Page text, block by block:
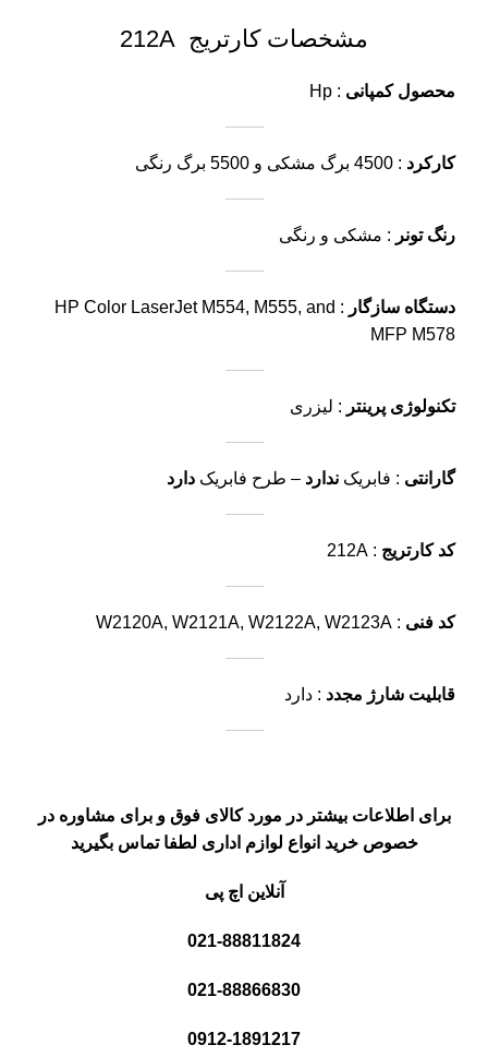
مشخصات کارتریج 212A
محصول کمپانی : Hp
کارکرد : 4500 برگ مشکی و 5500 برگ رنگی
رنگ تونر : مشکی و رنگی
دستگاه سازگار
: HP Color LaserJet M554, M555, and
MFP M578
تکنولوژی پرینتر : لیزری
گارانتی : فابریک ندارد – طرح فابریک دارد
کد کارتریج : 212A
کد فنی : W2120A, W2121A, W2122A, W2123A
قابلیت شارژ مجدد : دارد
برای اطلاعات بیشتر در مورد کالای فوق و برای مشاوره در
خصوص خرید انواع لوازم اداری لطفا تماس بگیرید
آنلاین اچ پی
021-88811824
021-88866830
0912-1891217